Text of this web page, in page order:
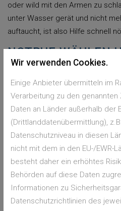
oder wild mit den Armen zu
unter Wasser gerät und nicht
auftaucht, ist also Hilfe schnell
NOTRUF WÄHLEN
ERTRINKENDEN
HOLEN
Entweder wählt man selbst den
jemanden, der in der Nähe ist,
Person aus dem Wasser. Auch
sich zutraut - selbst tun oder
oder Rettungsschwimmer. Ist
Land, gilt es zunächst, die
muss hierzu auf den Rücken
überstreckt, also leicht in den
derjenige, der Erste Hilfe leistet,
Wir verwenden Cookies.
Einige Anbieter übermitteln im
Verarbeitung zu den
Daten an Länder außerhalb der
(Drittlanddatenübermittlung),
Datenschutzniveau in diesen
nicht mit dem in den EU-/EWR-
besteht daher ein erhöhtes
Behörden auf diese Daten
Informationen zu
Datenschutzrichtlinien des